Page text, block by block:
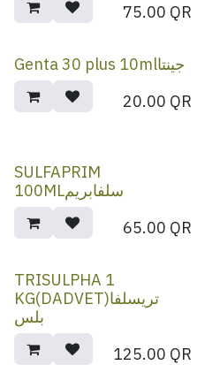
75.00 QR
Genta 30 plus 10mlجينتا
20.00 QR
SULFAPRIM
100MLسلفابريم
65.00 QR
TRISULPHA 1
KG(DADVET)تريسلفا
بلس
125.00 QR